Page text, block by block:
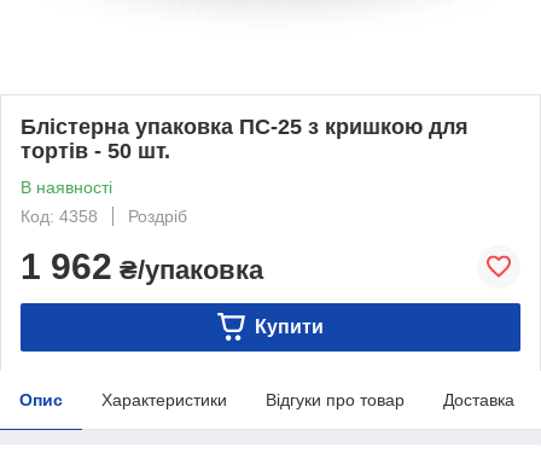
Блістерна упаковка ПС-25 з кришкою для
тортів - 50 шт.
В наявності
Код: 4358
Роздріб
1 962 ₴/упаковка
Купити
Опис Характеристики Відгуки про товар Доставка